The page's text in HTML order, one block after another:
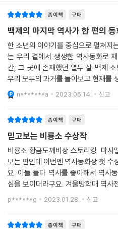
--- p.171
“왜 이런 일이 생기는 걸까. 다 같이 행
--- p.198
날』이 출간되었다. ‘비룡소 역사동화
도깨비상을 시작으로 비룡소 문학상,
하여 다채로운 장르의 동화책을 펴내
모해 온 비룡소가 과거를 통해 현재의
줄 참신한 이야기를 발굴하고자 신설한
역사는 본디 이야기다. 역사 속에는
삶과 이야기가 녹아 있다. 아득히 멀게
고 신선한 스토리텔링으로 역사를 다
면, 역사적 배경이라는 딱딱한 울림을
와 현재의 따뜻한 이어짐을 경험하는
동화상을 통해 역사 속 다양한 사건에
야기를 어린이 독자들에게 전하고자
제1회 수상작 『백제 최후의 날』은 역
을 뜨겁게 겪어 낸 소년의 이야기가 담
종이책 구매
백제의 마지막 역사가 한 편의
한 소년의 이야기를 중심으로 펼쳐지
는 우리 곁에서 생생한 역사동화로
간, 그 곳에 존재했던 열두 살 백제
우리 모두의 과거를 돌아보고 현재를
적으로 제시한다."지키는 것이야말로
로 지킬테다."
n*******a 2023.05.14. 신고
종이책 구매
믿고보는 비룡소 수상작
비룡소 황금도깨비상 스토리킹 마시
보는 편인데 이번엔 역사동화상 첫 수
요. 아들 둘다 역사를 좋아해서 역사동화상 수상작이라고 하니까 바로 관
심을 보이더라구요. 겨울방학때 역사전집 전체를 한번 다 봐서 대충 시대
배경도 알고 있고 해서 어렵지 않게 읽을 수 있었어요. 수상작들은 힘들어
도 제가 아이들
p******g 2023.01.28. 신고
종이책 구매